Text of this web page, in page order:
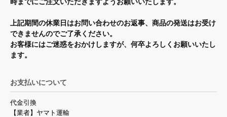
上記期間の休業日はお問い合わせのお返事、商品の発送はお受け
できませんのでご了承ください。
お客様にはご迷惑をおかけしますが、何卒よろしくお願いいたし
ます。
お支払いについて
代金引換
【業者】ヤマト運輸